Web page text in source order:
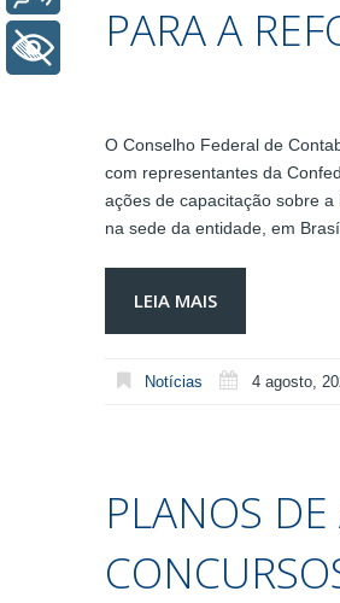
PARA A
O Conselho Federal de
com representantes da
ações de capacitação sobre
na sede da entidade, em
LEIA MAIS
Notícias 4 agosto,
PLANOS
+ Acessibilidade